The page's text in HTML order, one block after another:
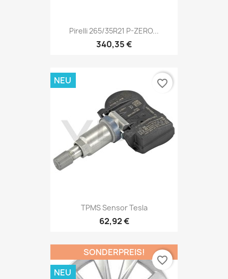
Pirelli 265/35R21 P-ZERO...
340,35 €
TPMS Sensor Tesla
62,92 €
NEU favorite_border
SONDERPREIS!
NEU
favorite_border